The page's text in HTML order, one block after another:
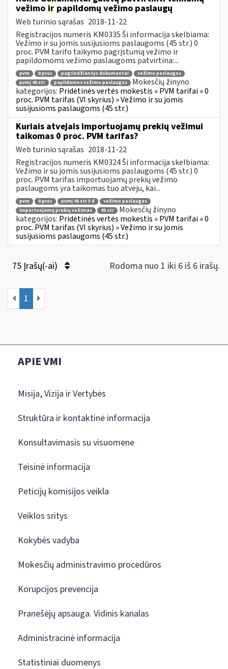
vežimo ir papildomų vežimo paslaugų
Web turinio sąrašas 2018-11-22
Registracijos numeris KM0335 Ši informacija skelbiama:
Vežimo ir su jomis susijusioms paslaugoms (45 str.) 0
proc. PVM tarifo taikymo pagrįstumą vežimo ir
papildomoms vežimo paslaugoms patvirtina:...
pvm 0 proc pagrindžiantys dokumentai
vežimo paslaugos
pvmį 45 str
papildomos vežimo paslaugos
Mokesčių žinyno
kategorijos: Pridėtinės vertės mokestis » PVM tarifai » 0
proc. PVM tarifas (VI skyrius) » Vežimo ir su jomis
susijusioms paslaugoms (45 str.)
Kuriais atvejais importuojamų prekių vežimui
taikomas 0 proc. PVM tarifas?
Web turinio sąrašas 2018-11-22
Registracijos numeris KM0324 Ši informacija skelbiama:
Vežimo ir su jomis susijusioms paslaugoms (45 str.) 0
proc. PVM tarifas importuojamų prekių vežimo
paslaugoms yra taikomas tuo atveju, kai...
pvm 0 proc pvmį 45 str 3 d
vežimo paslaugos
importuojamų prekių vežimas
45 str
Mokesčių žinyno
kategorijos: Pridėtinės vertės mokestis » PVM tarifai » 0
proc. PVM tarifas (VI skyrius) » Vežimo ir su jomis
susijusioms paslaugoms (45 str.)
75 Įrašų(-ai) Rodoma nuo 1 iki 6 iš 6 irašų.
1
APIE VMI
Misija, Vizija ir Vertybės
Struktūra ir kontaktinė informacija
Konsultavimasis su visuomene
Teisinė informacija
Peticijų komisijos veikla
Veiklos sritys
Kokybės vadyba
Mokesčių administravimo procedūros
Korupcijos prevencija
Pranešėjų apsauga. Vidinis kanalas
Administracinė informacija
Statistiniai duomenys